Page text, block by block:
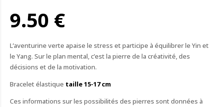
9.50 €
L’aventurine verte apaise le stress et participe à équilibrer le Yin et
le Yang. Sur le plan mental, c’est la pierre de la créativité, des
décisions et de la motivation.
Bracelet élastique taille 15-17 cm
Ces informations sur les possibilités des pierres sont données à